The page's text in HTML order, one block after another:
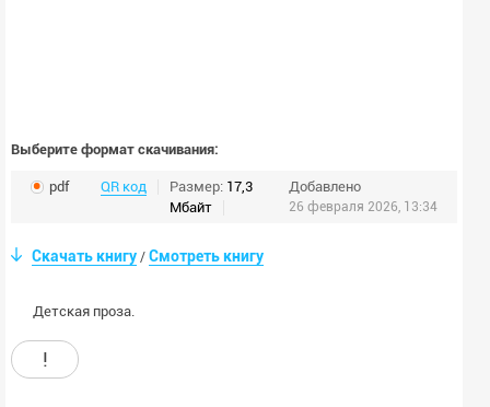
Выберите формат скачивания:
pdf QR код Размер: 17,3
Мбайт
Добавлено
26 февраля 2026, 13:34
Скачать книгу / Смотреть книгу
Детская проза.
!